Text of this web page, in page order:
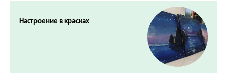
Настроение в красках